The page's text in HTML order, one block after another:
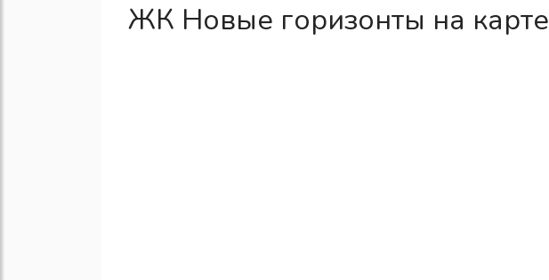
ЖК Новые горизонты на карте